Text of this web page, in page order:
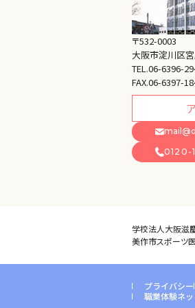
〒532-0003
大阪市淀川区宮
TEL.06-6396-
FAX.06-6397-
0120-
学校法人大阪滋
美作市スポーツ
プライバシー
職業体験ネッ